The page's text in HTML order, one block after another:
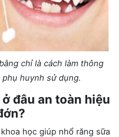
chỉ là cách làm thông
huynh sử dụng.
đâu an toàn hiệu
học giúp nhổ răng sữa